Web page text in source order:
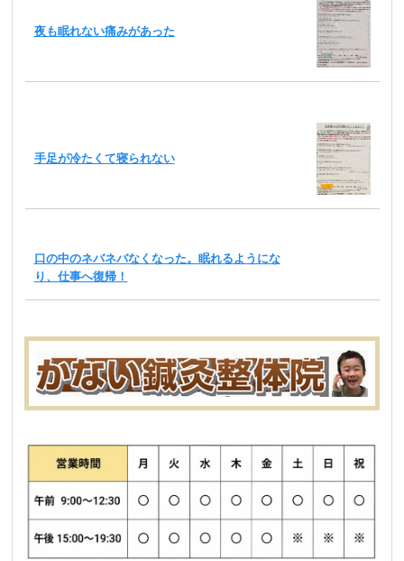
夜も眠れない痛みがあった
手足が冷たくて寝られない
口の中のネバネバなくなった。眠れるようにな
り、仕事へ復帰！